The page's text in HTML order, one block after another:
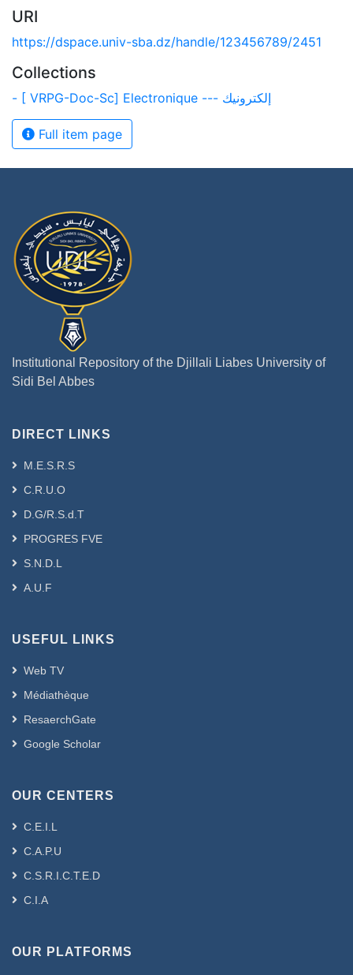
URI
https://dspace.univ-sba.dz/handle/123456789/2451
Collections
- [ VRPG-Doc-Sc] Electronique --- إلكترونيك
Full item page
Institutional Repository of the Djillali Liabes University of
Sidi Bel Abbes
DIRECT LINKS
M.E.S.R.S
C.R.U.O
D.G/R.S.d.T
PROGRES FVE
S.N.D.L
A.U.F
USEFUL LINKS
Web TV
Médiathèque
ResaerchGate
Google Scholar
OUR CENTERS
C.E.I.L
C.A.P.U
C.S.R.I.C.T.E.D
C.I.A
OUR PLATFORMS